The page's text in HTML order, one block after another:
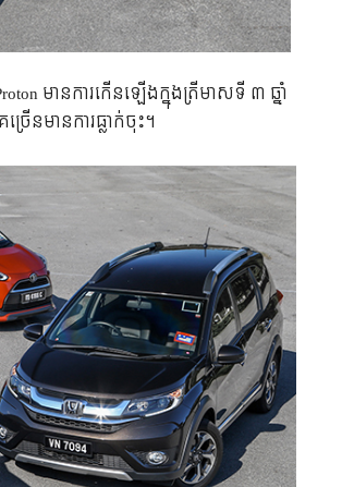
មាន​ការ​កើន​ឡើង​ក្នុង​ត្រីមាស​ទី ៣ ឆ្នាំ
ន​មាន​ការ​ធ្លាក់​ចុះ។